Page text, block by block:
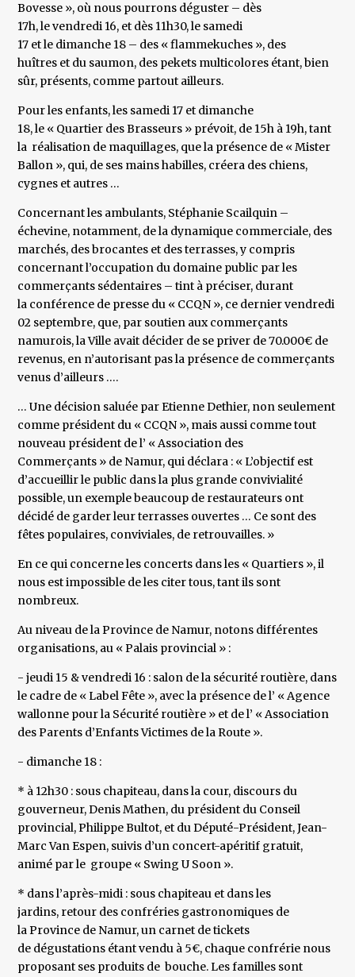
Bovesse », où nous pourrons déguster – dès
17h, le vendredi 16, et dès 11h30, le samedi
17 et le dimanche 18 – des « flammekuches », des
huîtres et du saumon, des pekets multicolores étant, bien
sûr, présents, comme partout ailleurs.
Pour les enfants, les samedi 17 et dimanche
18, le « Quartier des Brasseurs » prévoit, de 15h à 19h, tant
la réalisation de maquillages, que la présence de « Mister
Ballon », qui, de ses mains habilles, créera des chiens,
cygnes et autres …
Concernant les ambulants, Stéphanie Scailquin –
échevine, notamment, de la dynamique commerciale, des
marchés, des brocantes et des terrasses, y compris
concernant l’occupation du domaine public par les
commerçants sédentaires – tint à préciser, durant
la conférence de presse du « CCQN », ce dernier vendredi
02 septembre, que, par soutien aux commerçants
namurois, la Ville avait décider de se priver de 70.000€ de
revenus, en n’autorisant pas la présence de commerçants
venus d’ailleurs ….
… Une décision saluée par Etienne Dethier, non seulement
comme président du « CCQN », mais aussi comme tout
nouveau président de l’ « Association des
Commerçants » de Namur, qui déclara : « L’objectif est
d’accueillir le public dans la plus grande convivialité
possible, un exemple beaucoup de restaurateurs ont
décidé de garder leur terrasses ouvertes … Ce sont des
fêtes populaires, conviviales, de retrouvailles. »
En ce qui concerne les concerts dans les « Quartiers », il
nous est impossible de les citer tous, tant ils sont
nombreux.
Au niveau de la Province de Namur, notons différentes
organisations, au « Palais provincial » :
- jeudi 15 & vendredi 16 : salon de la sécurité routière, dans
le cadre de « Label Fête », avec la présence de l’ « Agence
wallonne pour la Sécurité routière » et de l’ « Association
des Parents d’Enfants Victimes de la Route ».
- dimanche 18 :
* à 12h30 : sous chapiteau, dans la cour, discours du
gouverneur, Denis Mathen, du président du Conseil
provincial, Philippe Bultot, et du Député-Président, Jean-
Marc Van Espen, suivis d’un concert-apéritif gratuit,
animé par le groupe « Swing U Soon ».
* dans l’après-midi : sous chapiteau et dans les
jardins, retour des confréries gastronomiques de
la Province de Namur, un carnet de tickets
de dégustations étant vendu à 5€, chaque confrérie nous
proposant ses produits de bouche. Les familles sont